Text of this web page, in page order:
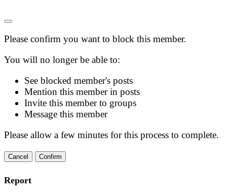
Please confirm you want to block this member.
You will no longer be able to:
See blocked member's posts
Mention this member in posts
Invite this member to groups
Message this member
Please allow a few minutes for this process to complete.
Confirm
Report